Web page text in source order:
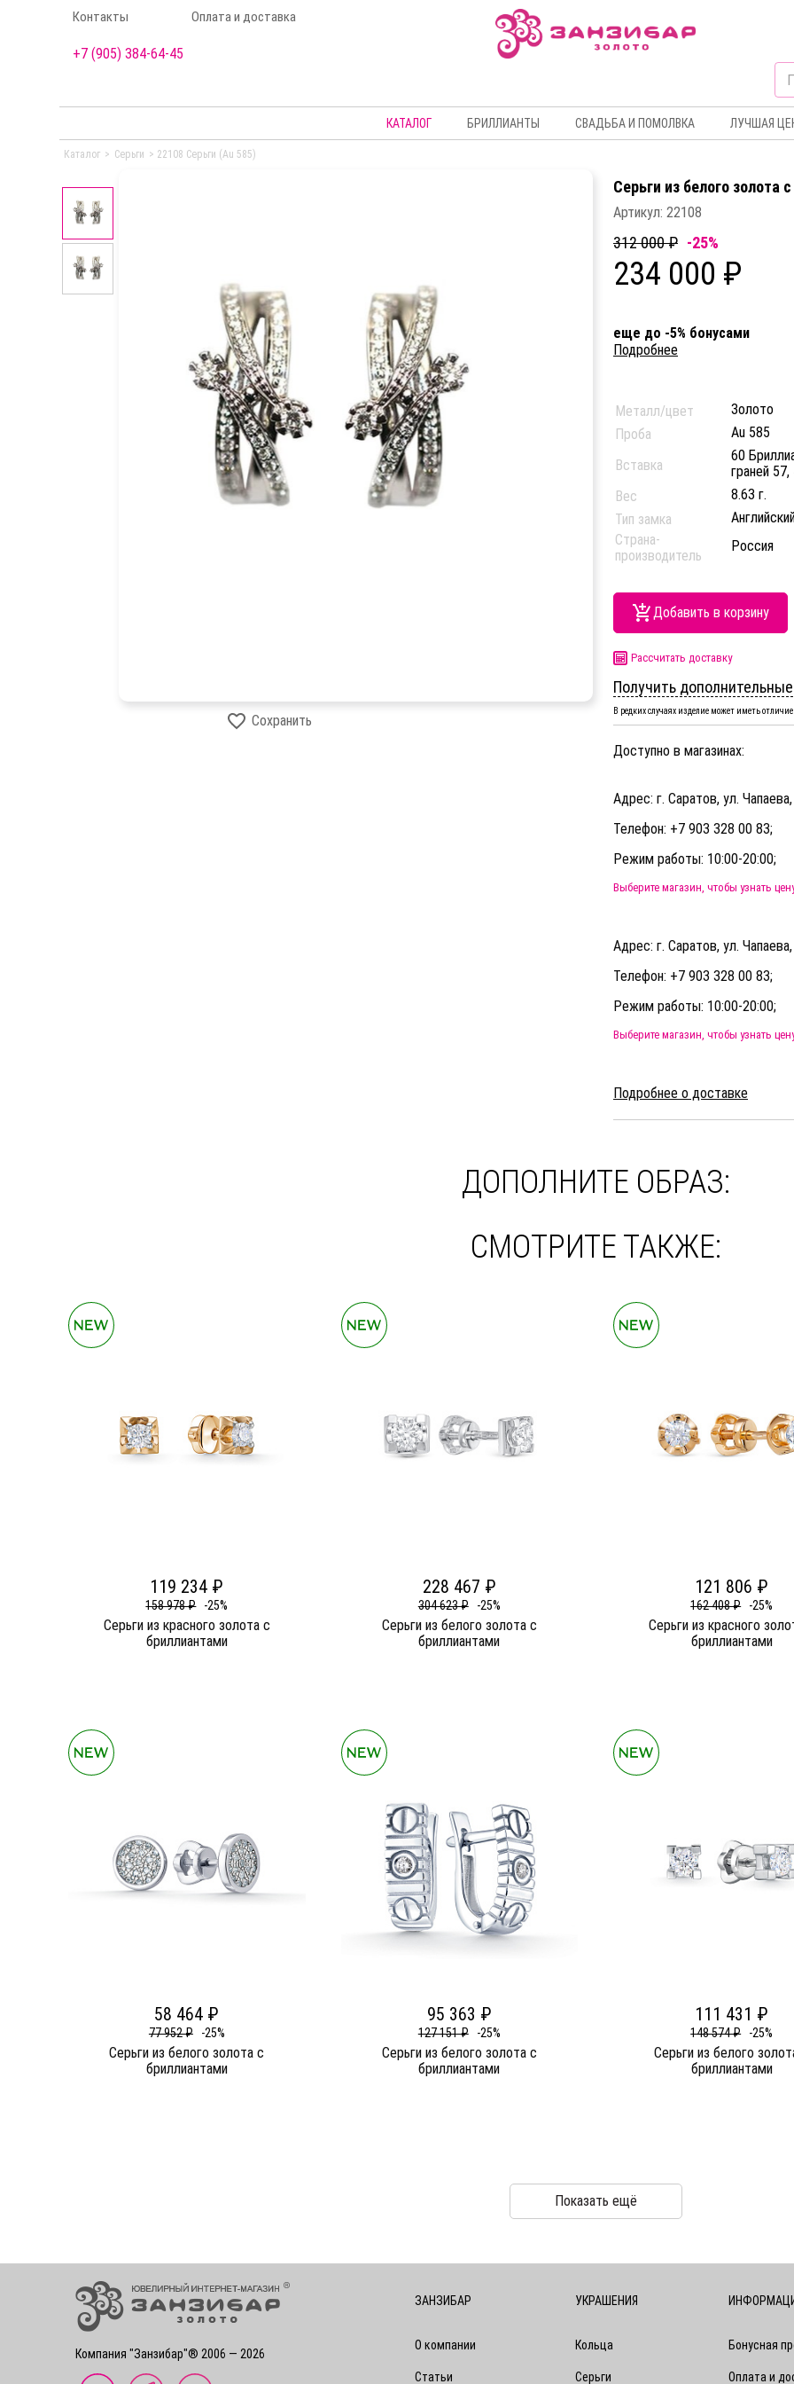
Контакты Оплата и доставка
+7 (905) 384-64-45
КАТАЛОГ БРИЛЛИАНТЫ СВАДЬБА И ПОМОЛВКА ЛУЧШАЯ
Каталог > Серьги > 22108 Серьги (Au 585)
Сохранить
Серьги из белого золота
Артикул: 22108
312 000 ₽ -25%
234 000 ₽
еще до -5% бонусами
Подробнее
Металл/цвет
Золото
Проба
Au 585
Вставка
60
граней
Вес
8.63 г.
Тип замка
Страна-
производитель
Россия
Добавить в корзину
Рассчитать доставку
Получить
В редких случаях изделие может иметь
Доступно в магазинах:
Адрес: г. Саратов, ул.
Телефон: +7 903 328 00 83;
Режим работы: 10:00-20:00;
Выберите магазин, чтобы узнать
Адрес: г. Саратов, ул.
Телефон: +7 903 328 00 83;
Режим работы: 10:00-20:00;
Выберите магазин, чтобы узнать
Подробнее о доставке
ДОПОЛНИТЕ ОБРАЗ:
СМОТРИТЕ ТАКЖЕ:
119 234 ₽
158 978 ₽ -25%
Серьги из красного золота c
бриллиантами
228 467 ₽
304 623 ₽ -25%
Серьги из белого золота c
бриллиантами
121 806 ₽
162 408 ₽ -25%
Серьги из красного
бриллиантами
58 464 ₽
77 952 ₽ -25%
Серьги из белого золота c
бриллиантами
95 363 ₽
127 151 ₽ -25%
Серьги из белого золота c
бриллиантами
111 431 ₽
148 574 ₽ -25%
Серьги из белого
бриллиантами
Показать ещё
Компания "Занзибар"® 2006 — 2026
ЗАНЗИБАР
О компании
Статьи
УКРАШЕНИЯ
Кольца
Серьги
Бонусная
Оплата и